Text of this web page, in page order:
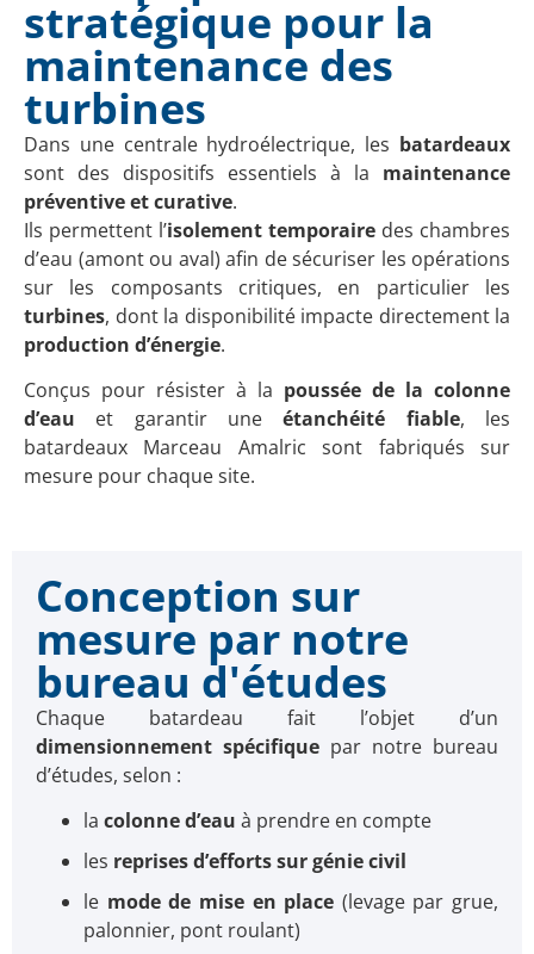
stratégique pour la
maintenance des
turbines
Dans une centrale hydroélectrique, les batardeaux
sont des dispositifs essentiels à la maintenance
préventive et curative.
Ils permettent l’isolement temporaire des chambres
d’eau (amont ou aval) afin de sécuriser les opérations
sur les composants critiques, en particulier les
turbines, dont la disponibilité impacte directement la
production d’énergie.
Conçus pour résister à la poussée de la colonne
d’eau et garantir uneétanchéité fiable, les
batardeaux Marceau Amalric sont fabriqués sur
mesure pour chaque site.
Conception sur
mesure par notre
bureau d'études
Chaque batardeau fait l’objet d’un
dimensionnement spécifique par notre bureau
d’études, selon :
la colonne d’eau à prendre en compte
les reprises d’efforts sur génie civil
le mode de mise en place (levage par grue,
palonnier, pont roulant)